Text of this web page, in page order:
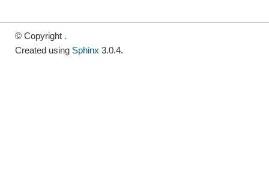
© Copyright .
Created using Sphinx 3.0.4.